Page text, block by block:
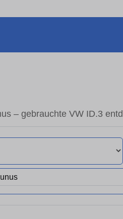
– gebrauchte VW ID.3